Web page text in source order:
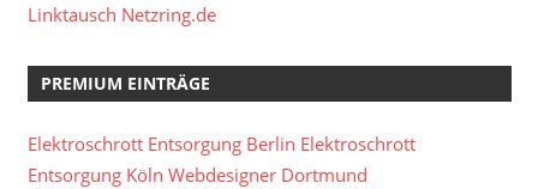
Linktausch Netzring.de
PREMIUM EINTRÄGE
Elektroschrott Entsorgung Berlin Elektroschrott
Entsorgung Köln Webdesigner Dortmund